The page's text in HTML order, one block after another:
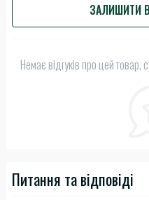
ЗАЛИШИТИ
Немає відгуків про цей товар,
Питання та відповіді